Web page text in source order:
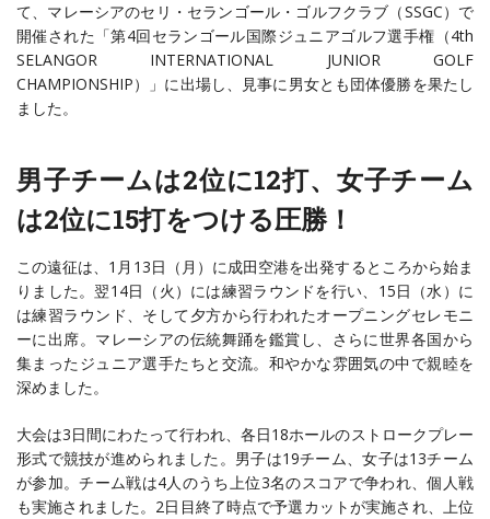
て、マレーシアのセリ・セランゴール・ゴルフクラブ（SSGC）で
開催された「第4回セランゴール国際ジュニアゴルフ選手権（4th
SELANGOR INTERNATIONAL JUNIOR GOLF
CHAMPIONSHIP）」に出場し、見事に男女とも団体優勝を果たし
ました。
男子チームは2位に12打、女子チーム
は2位に15打をつける圧勝！
この遠征は、1月13日（月）に成田空港を出発するところから始ま
りました。翌14日（火）には練習ラウンドを行い、15日（水）に
は練習ラウンド、そして夕方から行われたオープニングセレモニ
ーに出席。マレーシアの伝統舞踊を鑑賞し、さらに世界各国から
集まったジュニア選手たちと交流。和やかな雰囲気の中で親睦を
深めました。
大会は3日間にわたって行われ、各日18ホールのストロークプレー
形式で競技が進められました。男子は19チーム、女子は13チーム
が参加。チーム戦は4人のうち上位3名のスコアで争われ、個人戦
も実施されました。2日目終了時点で予選カットが実施され、上位